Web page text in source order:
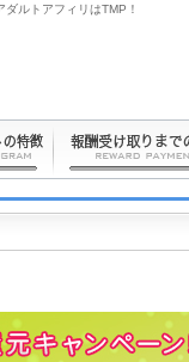
ルトアフィリはTMP！